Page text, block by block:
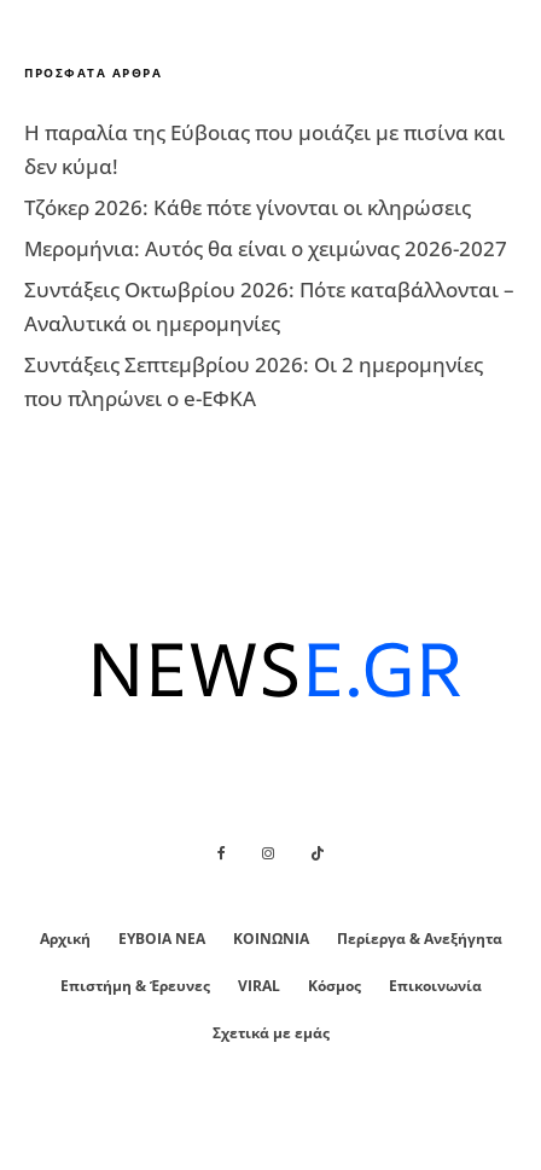
ΠΡΌΣΦΑΤΑ ΆΡΘΡΑ
Η παραλία της Εύβοιας που μοιάζει με πισίνα και
δεν κύμα!
Τζόκερ 2026: Κάθε πότε γίνονται οι κληρώσεις
Μερομήνια: Αυτός θα είναι ο χειμώνας 2026-2027
Συντάξεις Οκτωβρίου 2026: Πότε καταβάλλονται –
Αναλυτικά οι ημερομηνίες
Συντάξεις Σεπτεμβρίου 2026: Οι 2 ημερομηνίες
που πληρώνει ο e-ΕΦΚΑ
Αρχική ΕΥΒΟΙΑ ΝΕΑ ΚΟΙΝΩΝΙΑ Περίεργα & Ανεξήγητα
Επιστήμη & Έρευνες VIRAL Κόσμος Επικοινωνία
Σχετικά με εμάς